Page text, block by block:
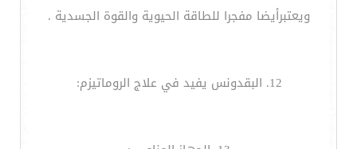
ويعتبرأيضا مفجرا للطاقة الحيوية والقوة الجسدية .
12. البقدونس يفيد في علاج الروماتيزم: